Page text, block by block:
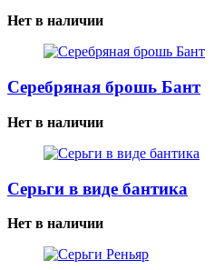
Нет в наличии
Серебряная брошь Бант
Нет в наличии
Серьги в виде бантика
Нет в наличии